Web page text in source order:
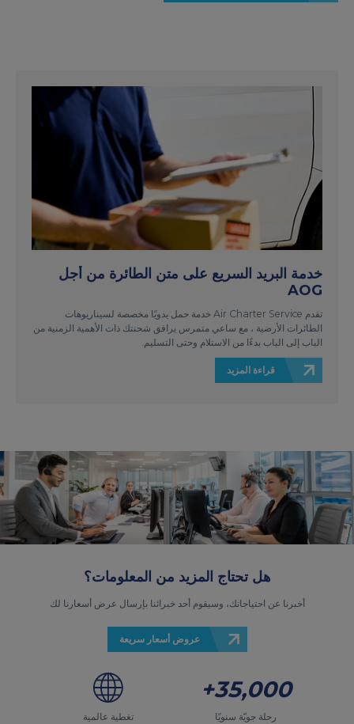
خدمة البريد السريع على متن الطائرة من أجل
AOG
تقدم Air Charter Service خدمة حمل يدويًا مخصصة لسيناريوهات
الطائرات الأرضية ، مع ساعي متمرس يرافق شحنتك ذات الأهمية الزمنية من
الباب إلى الباب بدءًا من الاستلام وحتى التسليم.
قراءة المزيد
هل تحتاج المزيد من المعلومات؟
أخبرنا عن احتياجاتك، وسيقوم أحد خبرائنا بإرسال عرض أسعارنا لك
عروض أسعار سريعة
35,000+
رحلة جويّة سنويًا تغطية عالمية